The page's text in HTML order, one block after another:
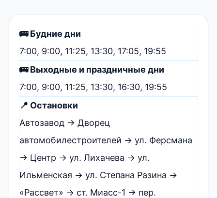
🚌 Будние дни
7:00, 9:00, 11:25, 13:30, 17:05, 19:55
🚌 Выходные и праздничные дни
7:00, 9:00, 11:25, 13:30, 16:30, 19:55
📍 Остановки
Автозавод → Дворец
автомобилестроителей → ул. Ферсмана
→ Центр → ул. Лихачева → ул.
Ильменская → ул. Степана Разина →
«Рассвет» → ст. Миасс-1 → пер.